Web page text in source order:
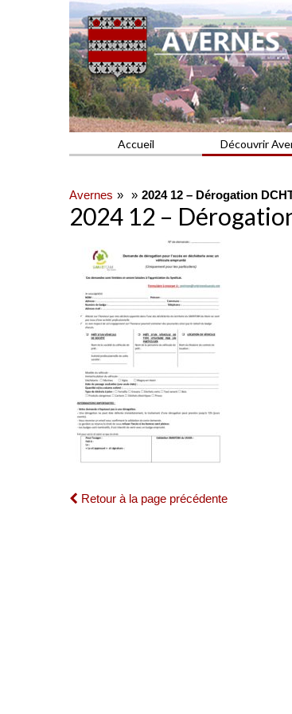
AVERNES
Commune du Val d'Oise
Accueil Découvrir
Avernes 2024 12 – Dérogation
2024 12 –
Retour à la page précédente